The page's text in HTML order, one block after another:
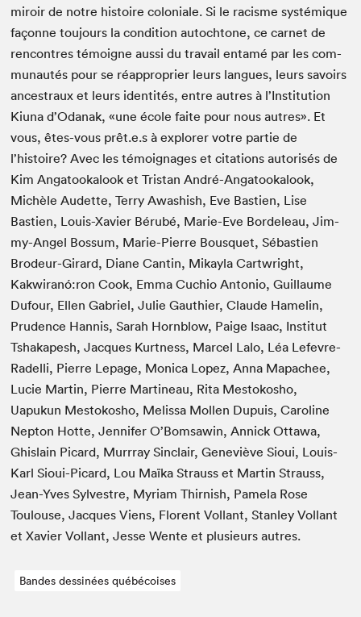
miroir de notre his­toire colo­niale. Si le racisme sys­témique
façonne tou­jours la con­di­tion autochtone, ce car­net de
ren­con­tres témoigne aus­si du tra­vail entamé par les com­
mu­nautés pour se réap­pro­prier leurs langues, leurs savoirs
ances­traux et leurs iden­tités, entre autres à l’Institution
Kiu­na d’Odanak, «une école faite pour nous autres». Et
vous, êtes-vous prêt.e.s à explor­er votre par­tie de
l’histoire? Avec les témoignages et cita­tions autorisés de
Kim Anga­tookalook et Tris­tan André-Anga­tookalook,
Michèle Audette, Ter­ry Awashish, Eve Bastien, Lise
Bastien, Louis-Xavier Bérubé, Marie-Eve Bor­de­leau, Jim­
my-Angel Bossum, Marie-Pierre Bous­quet, Sébastien
Brodeur-Girard, Diane Can­tin, Mikay­la Cartwright,
Kakwiranó:ron Cook, Emma Cuchio Anto­nio, Guil­laume
Dufour, Ellen Gabriel, Julie Gau­thi­er, Claude Hamelin,
Pru­dence Han­nis, Sarah Horn­blow, Paige Isaac, Insti­tut
Tshakapesh, Jacques Kurt­ness, Mar­cel Lalo, Léa Lefevre-
Radel­li, Pierre Lep­age, Mon­i­ca Lopez, Anna Mapachee,
Lucie Mar­tin, Pierre Mar­tineau, Rita Mestokosho,
Uapukun Mestokosho, Melis­sa Mollen Dupuis, Car­o­line
Nep­ton Hotte, Jen­nifer O’Bomsawin, Annick Ottawa,
Ghis­lain Picard, Mur­rray Sin­clair, Geneviève Sioui, Louis-
Karl Sioui-Picard, Lou Maï­ka Strauss et Mar­tin Strauss,
Jean-Yves Sylvestre, Myr­i­am Thir­nish, Pamela Rose
Toulouse, Jacques Viens, Flo­rent Vol­lant, Stan­ley Vol­lant
et Xavier Vol­lant, Jesse Wente et plusieurs autres.
Bandes dessinées québécoises